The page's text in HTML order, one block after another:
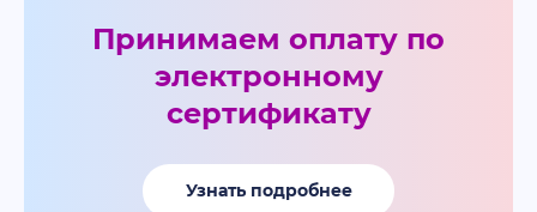
Принимаем оплату по
электронному
сертификату
Узнать подробнее